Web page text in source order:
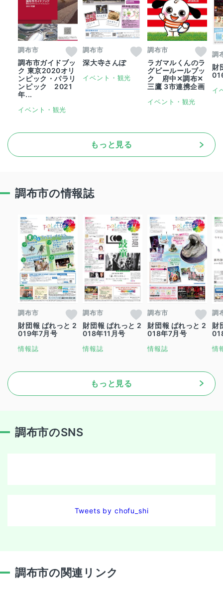
調布市
調布市ガイドブッ
ク 東京2020オリ
ンピック・パラリ
ンピック 2021
年...
イベント・観光
調布市
深大寺さんぽ
イベント・観光
調布市
ラガマルくんのラ
グビールールブッ
ク 府中✕調布✕
三鷹 3市連携企画
イベント・観光
調
財
イ
もっと見る
調布市の情報誌
調布市
財団報 ぱれっと 2
019年7月号
情報誌
調布市
財団報 ぱれっと 2
018年11月号
情報誌
調布市
財団報 ぱれっと 2
018年7月号
情報誌
調
財
情
もっと見る
調布市のSNS
Tweets by chofu_shi
調布市の関連リンク